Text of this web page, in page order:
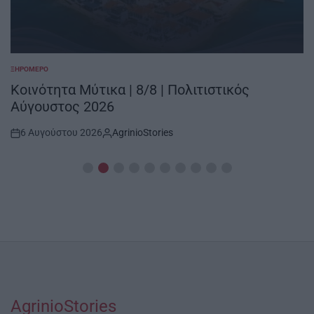
POSTED
IN
ΞΗΡΟΜΕΡΟ
Κοινότητα Μύτικα | 8/8 | Πολιτιστικός
Αύγουστος 2026
Post
6 Αυγούστου 2026
By:
AgrinioStories
AgrinioStories